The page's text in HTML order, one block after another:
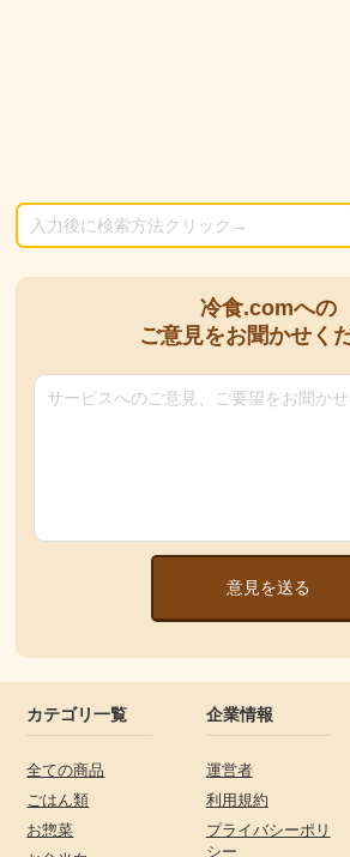
冷食.comへの
ご意見をお聞かせく
意見を送る
カテゴリ一覧
全ての商品
ごはん類
お惣菜
企業情報
運営者
利用規約
プライバシーポリ
シー